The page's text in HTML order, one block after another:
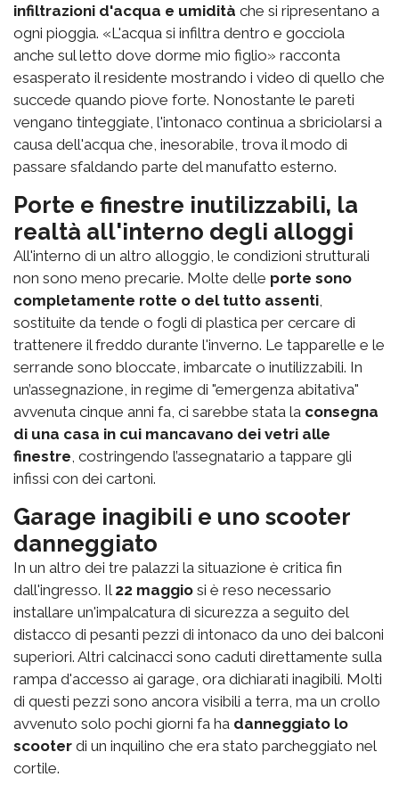
infiltrazioni d'acqua e umidità che si ripresentano a
ogni pioggia. «L'acqua si infiltra dentro e gocciola
anche sul letto dove dorme mio figlio» racconta
esasperato il residente mostrando i video di quello che
succede quando piove forte. Nonostante le pareti
vengano tinteggiate, l'intonaco continua a sbriciolarsi a
causa dell'acqua che, inesorabile, trova il modo di
passare sfaldando parte del manufatto esterno.
Porte e finestre inutilizzabili, la
realtà all'interno degli alloggi
All'interno di un altro alloggio, le condizioni strutturali
non sono meno precarie. Molte delle porte sono
completamente rotte o del tutto assenti
sostituite da tende o fogli di plastica per cercare di
trattenere il freddo durante l'inverno. Le tapparelle e le
serrande sono bloccate, imbarcate o inutilizzabili. In
un’assegnazione, in regime di "emergenza abitativa"
avvenuta cinque anni fa, ci sarebbe stata la consegna
di una casa in cui mancavano dei vetri alle
finestre , costringendo l’assegnatario a tappare gli
infissi con dei cartoni.
Garage inagibili e uno scooter
danneggiato
In un altro dei tre palazzi la situazione è critica fin
dall'ingresso. Il 22 maggio si è reso necessario
installare un'impalcatura di sicurezza a seguito del
distacco di pesanti pezzi di intonaco da uno dei balconi
superiori. Altri calcinacci sono caduti direttamente sulla
rampa d'accesso ai garage, ora dichiarati inagibili. Molti
di questi pezzi sono ancora visibili a terra, ma un crollo
avvenuto solo pochi giorni fa ha danneggiato lo
scooter di un inquilino che era stato parcheggiato nel
cortile.